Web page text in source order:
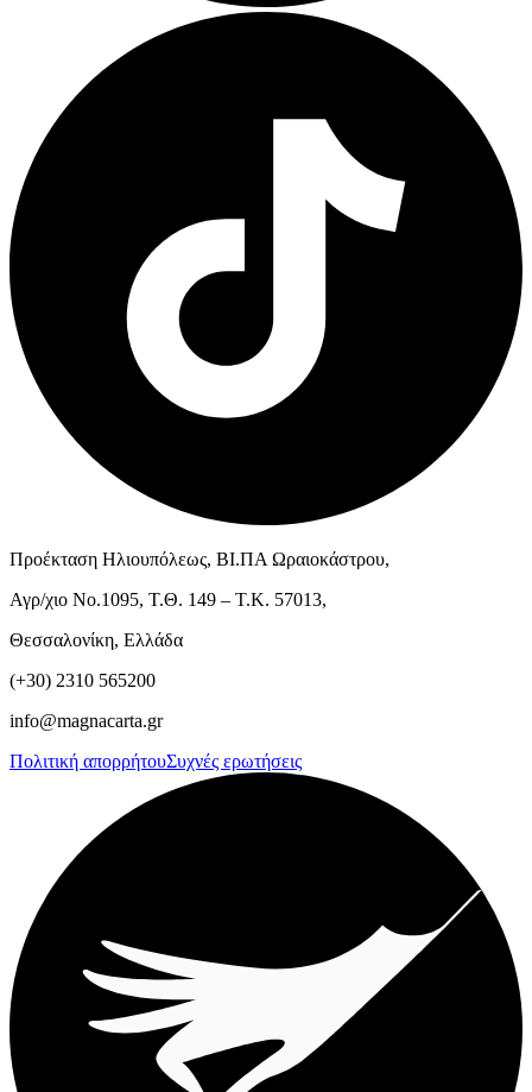
Προέκταση Ηλιουπόλεως, ΒΙ.ΠΑ Ωραιοκάστρου,
Αγρ/χιο Νο.1095, Τ.Θ. 149 – Τ.Κ. 57013,
Θεσσαλονίκη, Ελλάδα
(+30) 2310 565200
info@magnacarta.gr
Πολιτική απορρήτουΣυχνές ερωτήσεις